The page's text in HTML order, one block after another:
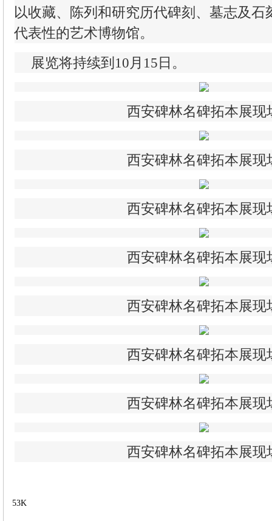
以收藏、陈列和研究历代碑刻、墓志及
代表性的艺术博物馆。
展览将持续到10月15日。
西安碑林名碑拓本展现
西安碑林名碑拓本展现
西安碑林名碑拓本展现
西安碑林名碑拓本展现
西安碑林名碑拓本展现
西安碑林名碑拓本展现
西安碑林名碑拓本展现
西安碑林名碑拓本展现
53K